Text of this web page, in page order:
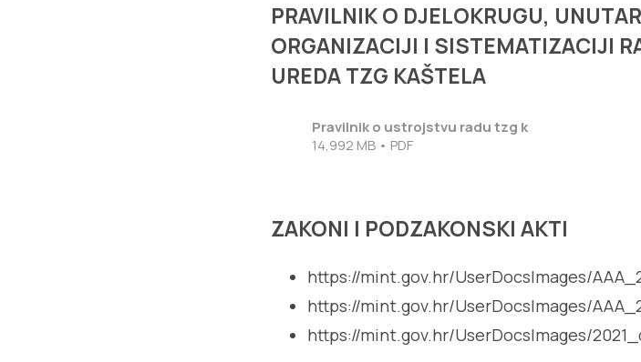
PRAVILNIK O DJELOKRUGU,
ORGANIZACIJI I SISTEMATIZACIJI
UREDA TZG KAŠTELA
Pravilnik o ustrojstvu radu tzg k
14,992 MB • PDF
ZAKONI I PODZAKONSKI AKTI
https://mint.gov.hr/UserDocsImages/
https://mint.gov.hr/UserDocsImages/
https://mint.gov.hr/UserDocsImages/